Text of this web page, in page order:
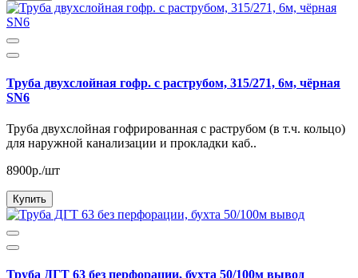
Труба двухслойная гофр. с раструбом, 315/271, 6м, чёрная
SN6
Труба двухслойная гофрированная с раструбом (в т.ч. кольцо)
для наружной канализации и прокладки каб..
8900р./шт
Купить
Труба ДГТ 63 без перфорации, бухта 50/100м вывод